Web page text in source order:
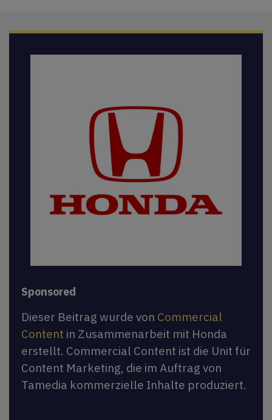
Sponsored
Dieser Beitrag wurde von Commercial
Content in Zusammenarbeit mit Honda
erstellt. Commercial Content ist die Unit für
Content Marketing, die im Auftrag von
Tamedia kommerzielle Inhalte produziert.